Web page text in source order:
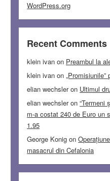
WordPress.org
Recent Comments
klein ivan on Preambul la
klein ivan on„Promisiunile”
elian wechsleron Ultimul
elian wechsleron“Termeni
m-a costat 240 de Euro un
1.95
George Konig on
masacrul din Cefalonia